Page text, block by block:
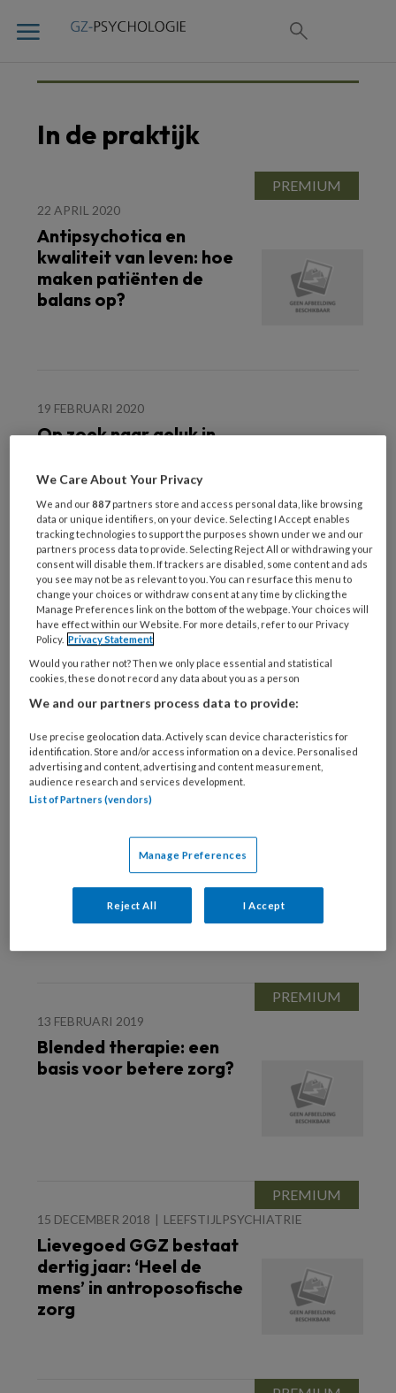
In de praktijk
22 APRIL 2020
Antipsychotica en
kwaliteit van leven: hoe
maken patiënten de
balans op?
19 FEBRUARI 2020
Op zoek naar geluk in
9 DECEMBER 2019
LICHT VERSTANDELIJKE
BEPERKING (LVB)
Hoe behandel je mensen
met een licht
verstandelijke
beperking?
Stalkers in zicht
13 FEBRUARI 2019
Blended therapie: een
basis voor betere zorg?
15 DECEMBER 2018 LEEFSTIJLPSYCHIATRIE
Lievegoed GGZ bestaat
dertig jaar: ‘Heel de
mens’ in antroposofische
zorg
We Care About Your Privacy
We and our887 partners store and access personal data, like browsing
data or unique identifiers, on your device. Selecting I Accept enables
tracking technologies to support the purposes shown under we and our
partners process data to provide. Selecting Reject All or withdrawing your
consent will disable them. If trackers are disabled, some content and ads
you see may not be as relevant to you. You can resurface this menu to
change your choices or withdraw consent at any time by clicking the
Manage Preferences link on the bottom of the webpage. Your choices will
have effect within our Website. For more details, refer to our Privacy
Policy. Privacy Statement
Would you rather not? Then we only place essential and statistical
cookies, these do not record any data about you as a person
We and our partners process data to provide:
Use precise geolocation data. Actively scan device characteristics for
identification. Store and/or access information on a device. Personalised
advertising and content, advertising and content measurement,
audience research and services development.
List of Partners (vendors)
Manage Preferences
Reject All I Accept